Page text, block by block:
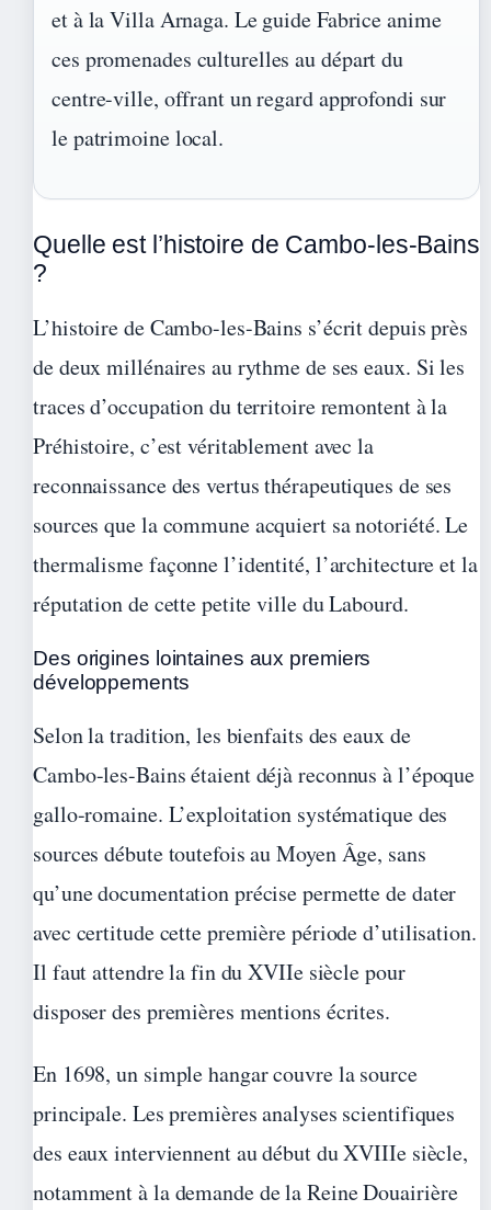
et à la Villa Arnaga. Le guide Fabrice anime
ces promenades culturelles au départ du
centre-ville, offrant un regard approfondi sur
le patrimoine local.
Quelle est l’histoire de Cambo-les-Bains
?
L’histoire de Cambo-les-Bains s’écrit depuis près
de deux millénaires au rythme de ses eaux. Si les
traces d’occupation du territoire remontent à la
Préhistoire, c’est véritablement avec la
reconnaissance des vertus thérapeutiques de ses
sources que la commune acquiert sa notoriété. Le
thermalisme façonne l’identité, l’architecture et la
réputation de cette petite ville du Labourd.
Des origines lointaines aux premiers
développements
Selon la tradition, les bienfaits des eaux de
Cambo-les-Bains étaient déjà reconnus à l’époque
gallo-romaine. L’exploitation systématique des
sources débute toutefois au Moyen Âge, sans
qu’une documentation précise permette de dater
avec certitude cette première période d’utilisation.
Il faut attendre la fin du XVIIe siècle pour
disposer des premières mentions écrites.
En 1698, un simple hangar couvre la source
principale. Les premières analyses scientifiques
des eaux interviennent au début du XVIIIe siècle,
notamment à la demande de la Reine Douairière